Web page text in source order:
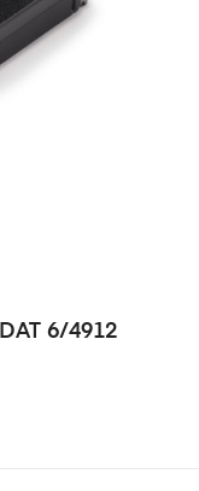
6/4912